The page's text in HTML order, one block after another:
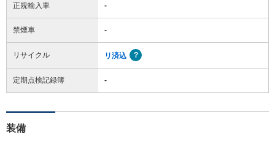
正規輸入車 -
禁煙車 -
リサイクル リ済込
定期点検記録簿 -
装備